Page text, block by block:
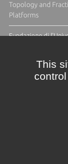
Topology and
Platforms
Fundazione di
Crédits et
This